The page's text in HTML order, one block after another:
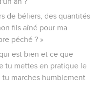
ennemie, car si je suis
puisque j'ai péché
cause et me fasse